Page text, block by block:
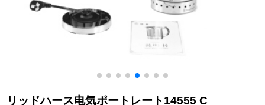
リッドハース电気ポートレート14555 C